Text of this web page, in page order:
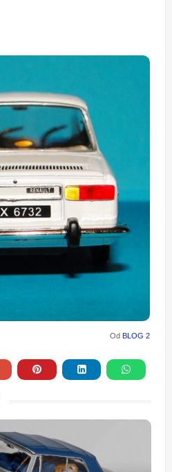
Od BLOG 2